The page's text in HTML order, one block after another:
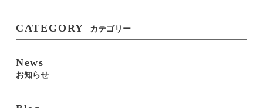
CATEGORY カテゴリー
News
お知らせ